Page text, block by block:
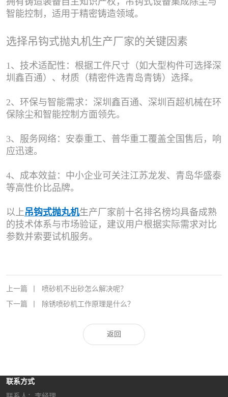
智能控制，适用于精密铸造领域。
选择吊钩式抛丸机生产厂家的关键因素
1、技术适配性：根据工件尺寸（如大型构件可选择深
圳鑫百通）、材质（精密件选青岛青铸）选择。
2、环保与智能需求：深圳鑫百通、深圳百超机械在环
保除尘和智能控制方面领先。
3、服务网络：安泰重工、普华重工覆盖全国售后，响
应迅速。
4、成本效益：中小企业可关注江苏龙发、青岛华盛泰
等高性价比品牌。
以上吊钩式抛丸机生产厂家前十名排名榜均具备成熟
的技术体系与市场验证，建议用户根据实际需求对比
参数并索要试机服务。
上一篇
喷砂机不出砂怎么解决呢？
下一篇
除锈喷砂机工作原理是什么？
返回
联系方式